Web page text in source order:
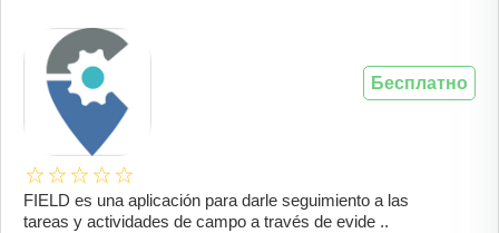
FIELD es una aplicación para darle seguimiento a las
tareas y actividades de campo a través de evide ..
Бесплатно